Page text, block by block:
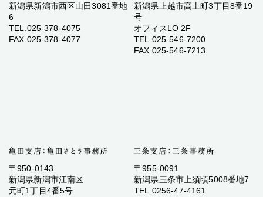
新潟県新潟市西区山田3081番地
6
TEL.025-378-4075
FAX.025-378-4077
新潟県上越市高土町3丁目8番19
号
オフィスLO 2F
TEL.025-546-7200
FAX.025-546-7213
〒950-0143
新潟県新潟市江南区
元町1丁目4番5号
〒955-0091
新潟県三条市上須頃5008番地7
TEL.0256-47-4161